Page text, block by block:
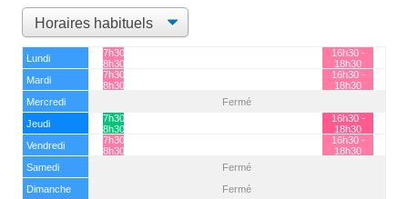
Lundi
7h30 -
8h30
16h30 -
18h30
Mardi
7h30 -
8h30
16h30 -
18h30
Mercredi
Fermé
Jeudi
7h30 -
8h30
16h30 -
18h30
Vendredi
7h30 -
8h30
16h30 -
18h30
Samedi
Fermé
Dimanche
Fermé